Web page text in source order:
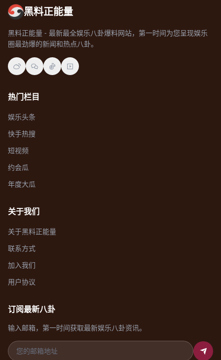
黑料正能量
黑料正能量 - 最新最全娱乐八卦爆料网站，第一时间为您呈现娱乐
圈最劲爆的新闻和热点八卦。
热门栏目
娱乐头条
快手热搜
短视频
约会瓜
年度大瓜
关于我们
关于黑料正能量
联系方式
加入我们
用户协议
订阅最新八卦
输入邮箱，第一时间获取最新娱乐八卦资讯。